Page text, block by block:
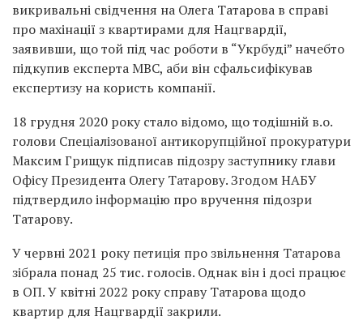
викривальні свідчення на Олега Татарова в справі
про махінації з квартирами для Нацгвардії,
заявивши, що той під час роботи в “Укрбуді” начебто
підкупив експерта МВС, аби він сфальсифікував
експертизу на користь компанії.
18 грудня 2020 року стало відомо, що тодішній в.о.
голови Спеціалізованої антикорупційної прокуратури
Максим Грищук підписав підозру заступнику глави
Офісу Президента Олегу Татарову. Згодом НАБУ
підтвердило інформацію про вручення підозри
Татарову.
У червні 2021 року петиція про звільнення Татарова
зібрала понад 25 тис. голосів. Однак він і досі працює
в ОП. У квітні 2022 року справу Татарова щодо
квартир для Нацгвардії закрили.